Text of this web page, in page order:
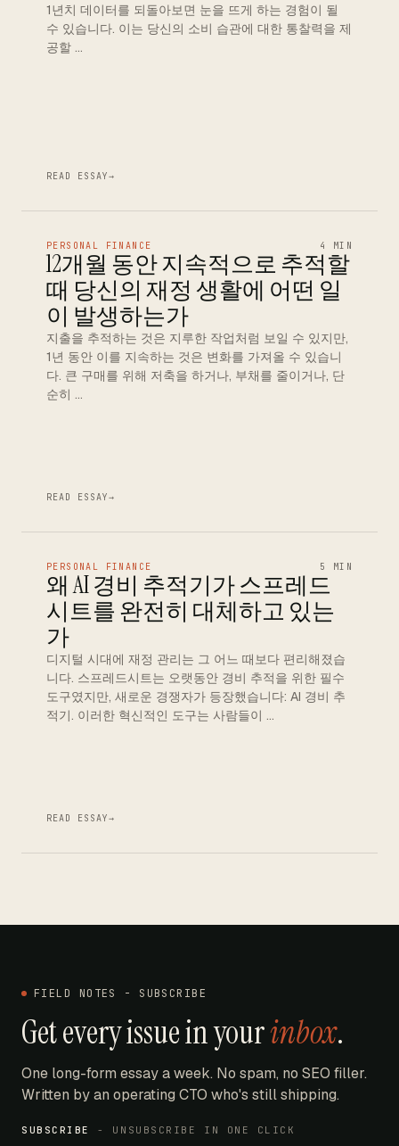
1년치 데이터를 되돌아보면 눈을 뜨게 하는 경험이 될
수 있습니다. 이는 당신의 소비 습관에 대한 통찰력을 제
공할 …
READ ESSAY→
PERSONAL FINANCE 4 MIN
12개월 동안 지속적으로 추적할
때 당신의 재정 생활에 어떤 일
이 발생하는가
지출을 추적하는 것은 지루한 작업처럼 보일 수 있지만,
1년 동안 이를 지속하는 것은 변화를 가져올 수 있습니
다. 큰 구매를 위해 저축을 하거나, 부채를 줄이거나, 단
순히 …
READ ESSAY→
PERSONAL FINANCE 5 MIN
왜 AI 경비 추적기가 스프레드
시트를 완전히 대체하고 있는
가
디지털 시대에 재정 관리는 그 어느 때보다 편리해졌습
니다. 스프레드시트는 오랫동안 경비 추적을 위한 필수
도구였지만, 새로운 경쟁자가 등장했습니다: AI 경비 추
적기. 이러한 혁신적인 도구는 사람들이 …
READ ESSAY→
FIELD NOTES - SUBSCRIBE
Get every issue in yourinbox.
One long-form essay a week. No spam, no SEO filler.
Written by an operating CTO who's still shipping.
SUBSCRIBE - UNSUBSCRIBE IN ONE CLICK